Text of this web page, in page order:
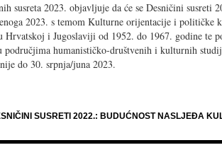
susreta 2023. objavljuje da će se Desničini susreti
2023. s temom Kulturne orijentacije i političke
Hrvatskoj i Jugoslaviji od 1952. do 1967. godine te
područjima humanističko-društvenih i kulturnih
do 30. srpnja/juna 2023.
SUSRETI 2022.: BUDUĆNOST NASLJEĐA